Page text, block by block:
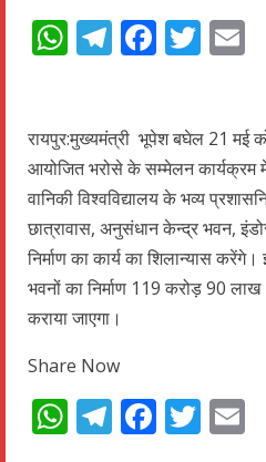
WhatsApp
Telegram
रायपुर:मुख्यमंत्री भूपेश बघेल 21 मई
आयोजित भरोसे के सम्मेलन कार्यक्रम में
वानिकी विश्वविद्यालय के भव्य
छात्रावास, अनुसंधान केन्द्र भवन,
निर्माण का कार्य का शिलान्यास करेंगे।
भवनों का निर्माण 119 करोड़ 90
कराया जाएगा।
Share Now
WhatsApp
Telegram